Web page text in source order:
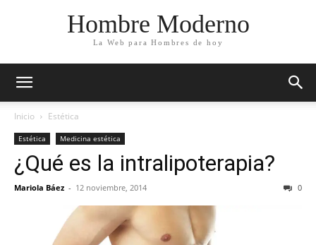
Hombre Moderno
La Web para Hombres de hoy
Inicio Estética
Estética Medicina estética
¿Qué es la intralipoterapia?
Mariola Báez - 12 noviembre, 2014 0